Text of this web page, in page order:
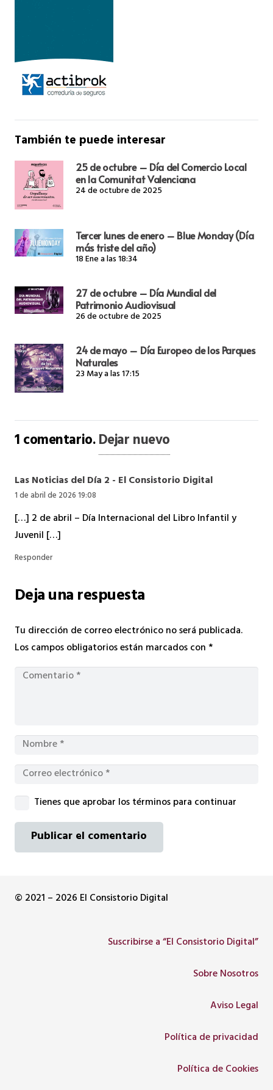
También te puede interesar
25 de octubre – Día del Comercio Local
en la Comunitat Valenciana
24 de octubre de 2025
Tercer lunes de enero – Blue Monday (Día
más triste del año)
18 Ene a las 18:34
27 de octubre – Día Mundial del
Patrimonio Audiovisual
26 de octubre de 2025
24 de mayo – Día Europeo de los Parques
Naturales
23 May a las 17:15
1comentario.Dejar nuevo
Las Noticias del Día 2 - El Consistorio Digital
1 de abril de 2026 19:08
[…] 2 de abril – Día Internacional del Libro Infantil y
Juvenil […]
Responder
Deja una respuesta
Tu dirección de correo electrónico no será publicada.
Los campos obligatorios están marcados con*
Tienes que aprobar los términos para continuar
Publicar el comentario
© 2021 – 2026 El Consistorio Digital
Suscribirse a “El Consistorio Digital”
Sobre Nosotros
Aviso Legal
Política de privacidad
Política de Cookies